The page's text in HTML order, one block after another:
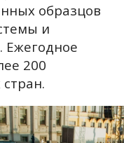
образцов
и
Ежегодное
200